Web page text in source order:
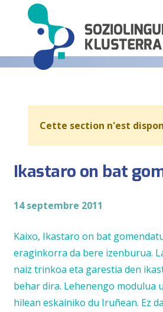
Cette section n'est
Ikastaro on bat
14 septembre 2011
Kaixo, Ikastaro on bat
eraginkorra da bere izenburua.
naiz trinkoa eta garestia den
behar dira. Lehenengo modulua
hilean eskainiko du Iruñean. Ez